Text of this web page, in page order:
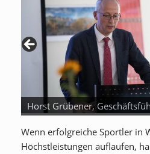
Horst Grübener,
Wenn erfolgreiche Sportler in
Höchstleistungen auflaufen,